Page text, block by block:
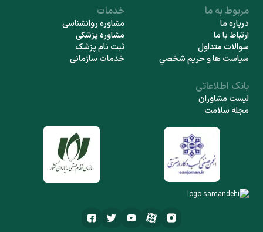
مربوط به ما
درباره ما
ارتباط با ما
سوالات متداول
سياست ها و حريم شخصي
خدمات
مشاوره روانشناسی
مشاوره پزشکی
ثبت نام پزشک
خدمات سازمانی
بانک اطلاعاتی
لیست مشاوران
مجله سلامت